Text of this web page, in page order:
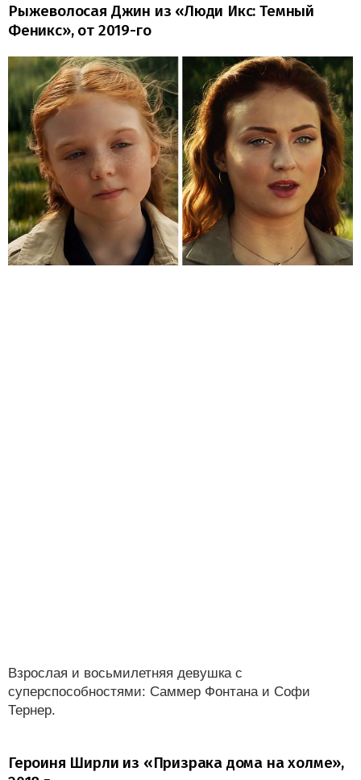
Рыжеволосая Джин из «Люди Икс: Темный
Феникс», от 2019-го
Взрослая и восьмилетняя девушка с
суперспособностями: Саммер Фонтана и Софи
Тернер.
Героиня Ширли из «Призрака дома на холме»,